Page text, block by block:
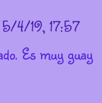
5/4/19, 17:57
Es muy guay